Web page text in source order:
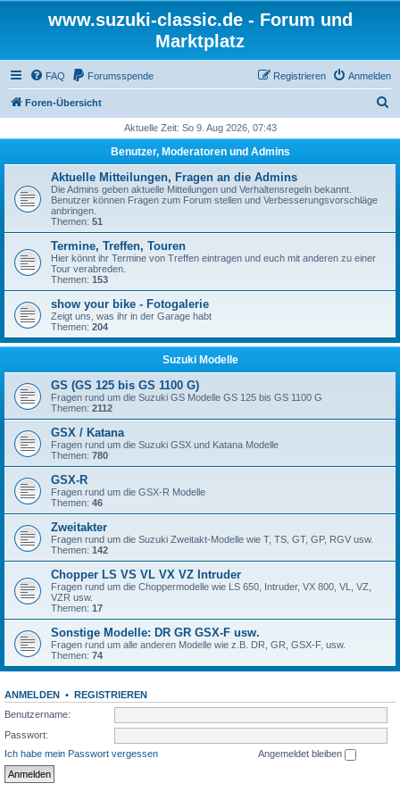
www.suzuki-classic.de - Forum und
Marktplatz
FAQ Forumsspende Anmelden
Registrieren
Foren-Übersicht
h
Aktuelle Zeit: So 9. Aug 2026, 07:43
Benutzer, Moderatoren und Admins
Aktuelle Mitteilungen, Fragen an die Admins
Die Admins geben aktuelle Mitteilungen und Verhaltensregeln bekannt.
Benutzer können Fragen zum Forum stellen und Verbesserungsvorschläge
anbringen.
Themen: 51
Termine, Treffen, Touren
Hier könnt ihr Termine von Treffen eintragen und euch mit anderen zu einer
Tour verabreden.
Themen: 153
show your bike - Fotogalerie
Zeigt uns, was ihr in der Garage habt
Themen: 204
Suzuki Modelle
GS (GS 125 bis GS 1100 G)
Fragen rund um die Suzuki GS Modelle GS 125 bis GS 1100 G
Themen: 2112
GSX / Katana
Fragen rund um die Suzuki GSX und Katana Modelle
Themen: 780
GSX-R
Fragen rund um die GSX-R Modelle
Themen: 46
Zweitakter
Fragen rund um die Suzuki Zweitakt-Modelle wie T, TS, GT, GP, RGV usw.
Themen: 142
Chopper LS VS VL VX VZ Intruder
Fragen rund um die Choppermodelle wie LS 650, Intruder, VX 800, VL, VZ,
VZR usw.
Themen: 17
Sonstige Modelle: DR GR GSX-F usw.
Fragen rund um alle anderen Modelle wie z.B. DR, GR, GSX-F, usw.
Themen: 74
ANMELDEN • REGISTRIEREN
Benutzername:
Passwort:
Ich habe mein Passwort vergessen
Angemeldet bleiben